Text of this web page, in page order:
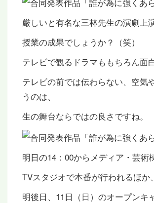
厳しいと有名な三林先生の演劇上
授業の成果でしょうか？（笑）
テレビで観るドラマももちろん面
テレビの前では伝わらない、空気
うのは、
生の舞台ならではの良さですね。
明日の14：00からメディア・芸術
TVスタジオで本番が行われるほか、
明後日、11日（日）のオープンキ